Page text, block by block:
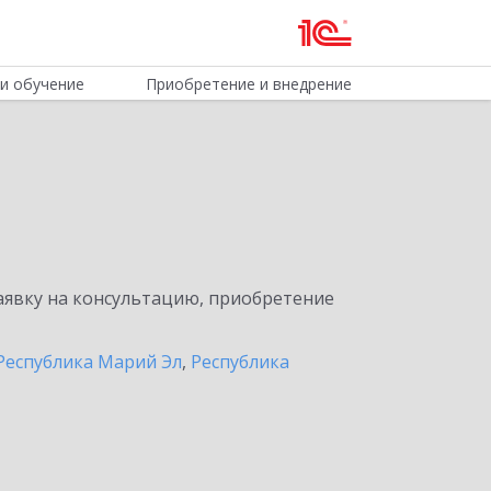
обучение Приобретение и внедрение
на консультацию, приобретение
Марий Эл, Республика